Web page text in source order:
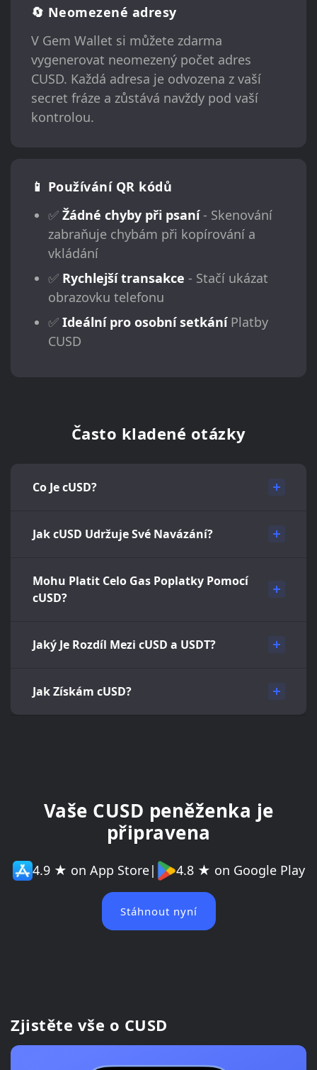
🔄 Neomezené adresy
V Gem Wallet si můžete zdarma
vygenerovat neomezený počet adres
CUSD. Každá adresa je odvozena z vaší
secret fráze a zůstává navždy pod vaší
kontrolou.
📱 Používání QR kódů
✅ Žádné chyby při psaní- Skenování
zabraňuje chybám při kopírování a
vkládání
✅ Rychlejší transakce - Stačí ukázat
obrazovku telefonu
✅ Ideální pro osobní setkáníPlatby
CUSD
Často kladené otázky
Co Je cUSD?
Jak cUSD Udržuje Své Navázání?
Mohu Platit Celo Gas Poplatky Pomocí
cUSD?
Jaký Je Rozdíl Mezi cUSD a USDT?
Jak Získám cUSD?
Vaše CUSD peněženka je
připravena
4.9 ★ on App Store| 4.8 ★ on Google Play
Stáhnout nyní
Zjistěte vše o CUSD